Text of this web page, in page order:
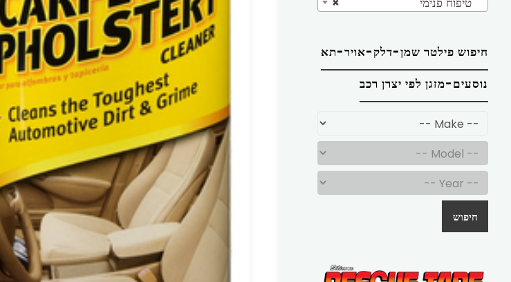
חיפוש פילטר שמן-דלק-אויר-תא
נוסעים-מזגן לפי יצרן רכב
חיפוש